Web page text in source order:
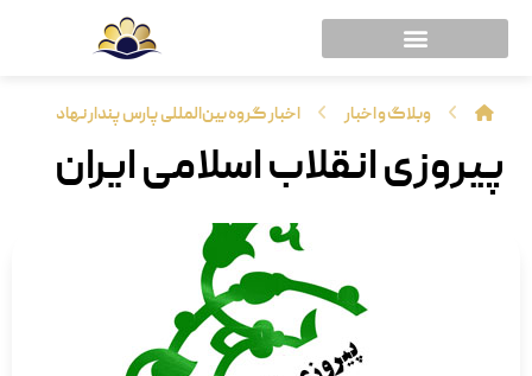
وبلاگ و اخبار اخبار گروه بین‌المللی پارس پندار نهاد
پیروزی انقلاب اسلامی ایران